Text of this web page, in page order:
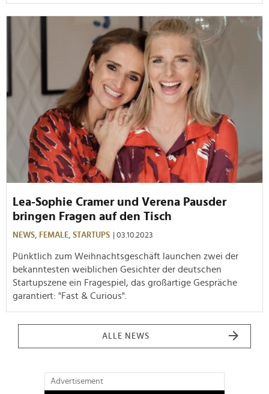
Lea-Sophie Cramer und Verena Pausder
bringen Fragen auf den Tisch
NEWS, FEMALE, STARTUPS | 03.10.2023
Pünktlich zum Weihnachtsgeschäft launchen zwei der
bekanntesten weiblichen Gesichter der deutschen
Startupszene ein Fragespiel, das großartige Gespräche
garantiert: "Fast & Curious".
ALLE NEWS
Advertisement